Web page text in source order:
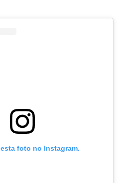
foto no Instagram.